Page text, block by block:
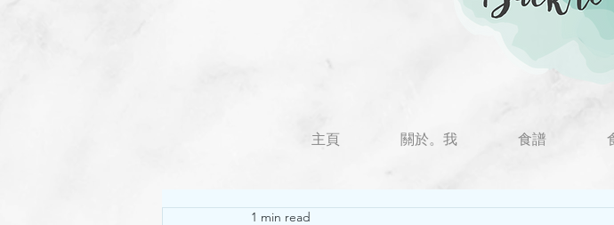
主頁 關於。我 食譜
1 min read